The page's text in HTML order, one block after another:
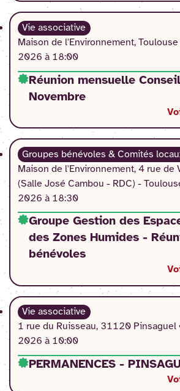
Vie associative
Maison de l'Environnement, Toulouse
2026 à 18:00
Réunion mensuelle
Novembre
Groupes bénévoles & Comités
Maison de l'Environnement, 4 rue de
(Salle José Cambou - RDC) -
2026 à 18:30
Groupe Gestion des
des Zones Humides -
bénévoles
Vie associative
1 rue du Ruisseau, 31120 Pinsaguel
2026 à 10:00
PERMANENCES -